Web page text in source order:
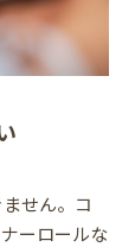
せん。コ
ーロールな